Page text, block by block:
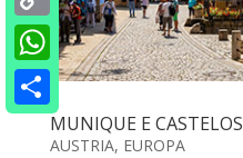
MUNIQUE E CASTELOS
AUSTRIA, EUROPA
Copy
Link
WhatsApp
Share